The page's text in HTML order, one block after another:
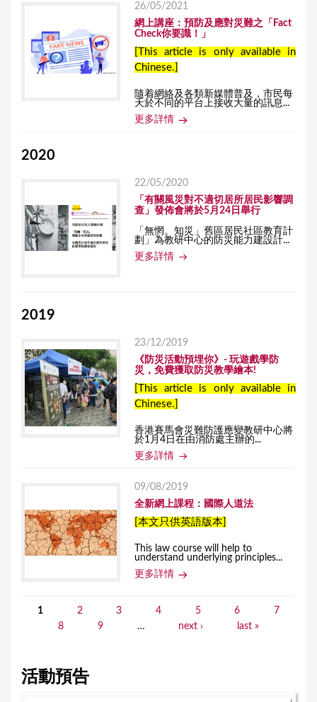
26/05/2021
網上講座：預防及應對災難之「Fact
Check你要識！」
[This article is only available in
Chinese.]
隨着網絡及各類新媒體普及，市民每
天於不同的平台上接收大量的訊息...
更多詳情
2020
22/05/2020
「有關風災對不適切居所居民影響調
查」發佈會將於5月24日舉行
「無惘。知災」舊區居民社區教育計
劃」為教研中心的防災能力建設計...
更多詳情
2019
23/12/2019
《防災活動預埋你》- 玩遊戲學防
災，免費獲取防災教學繪本!
[This article is only available in
Chinese.]
香港賽馬會災難防護應變教研中心將
於1月4日在由消防處主辦的...
更多詳情
09/08/2019
全新網上課程：國際人道法
[本文只供英語版本]
This law course will help to
understand underlying principles...
更多詳情
e
1 2 3 4 5 6
7
8
9 … next › last »
活動預告